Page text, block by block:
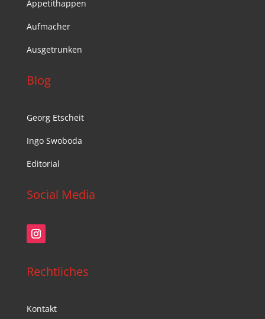
Appetithappen
Aufmacher
Ausgetrunken
Blog
Georg Etscheit
Ingo Swoboda
Editorial
Social Media
Rechtliches
Kontakt